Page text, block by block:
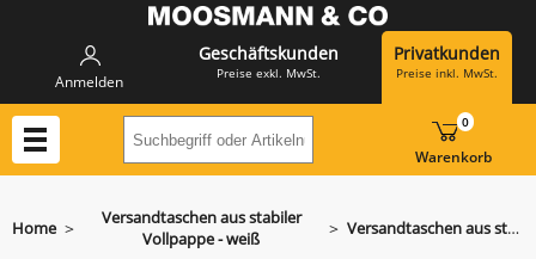
Anmelden
Geschäftskunden
Preise exkl. MwSt.
Privatkunden
Preise inkl. MwSt.
Suchbegriff oder Artikelnummer hier
Warenkorb
0
Home >
Versandtaschen aus stabiler
Vollpappe - weiß
> Versandtaschen aus stabiler Vollpappe Weiß A3